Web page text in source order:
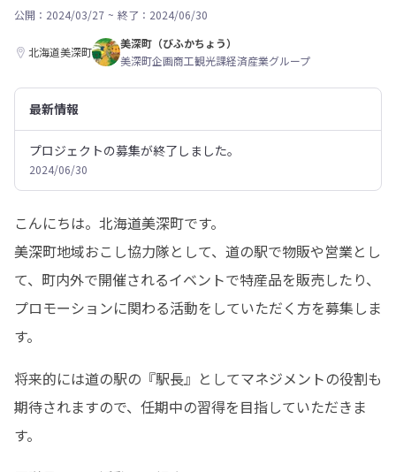
公開：2024/03/27 ~ 終了：2024/06/30
北海道美深町
美深町（びふかちょう）
美深町企画商工観光課経済産業グループ
最新情報
プロジェクトの募集が終了しました。
2024/06/30
こんにちは。北海道美深町です。
美深町地域おこし協力隊として、道の駅で物販や営業とし
て、町内外で開催されるイベントで特産品を販売したり、
プロモーションに関わる活動をしていただく方を募集しま
す。
将来的には道の駅の『駅長』としてマネジメントの役割も
期待されますので、任期中の習得を目指していただきま
す。